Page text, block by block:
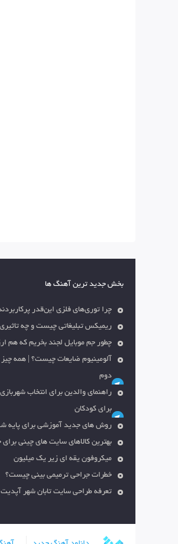
بخش جدید ترین آهنگ ها
چرا توری‌های فلزی این‌قدر
ریمیکس تبلیغاتی چیست و چه
چطور جم موبایل لجند بخریم که هم
آلومینیوم ضایعات چیست؟ | همه
دوم
راهنمای والدین برای انتخاب
برای کودکان
روش های جدید آموزشی برای پایه
بهترین کالاهای سایت های چینی
میکروفون یقه ای زیر یک میلیون
خطرات جراحی ترمیمی بینی چیست؟
تعرفه طراحی سایت تابان شهر